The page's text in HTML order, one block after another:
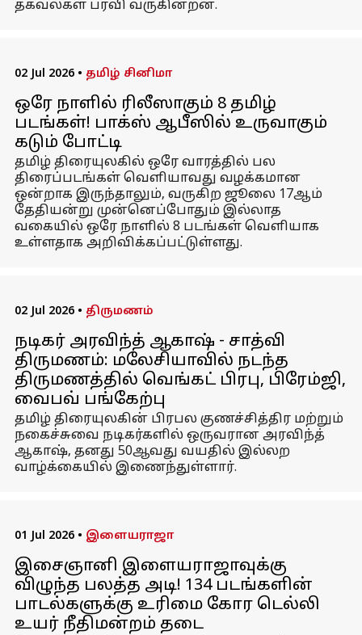
தகவல்கள் பரவி வருகின்றன.
02 Jul 2026 • தமிழ் சினிமா
ஒரே நாளில் ரிலீஸாகும் 8 தமிழ்
படங்கள்! பாக்ஸ் ஆபீஸில் உருவாகும்
கடும் போட்டி
தமிழ் திரையுலகில் ஒரே வாரத்தில் பல
திரைப்படங்கள் வெளியாவது வழக்கமான
ஒன்றாக இருந்தாலும், வருகிற ஜூலை 17ஆம்
தேதியன்று முன்னெப்போதும் இல்லாத
வகையில் ஒரே நாளில் 8 படங்கள் வெளியாக
உள்ளதாக அறிவிக்கப்பட்டுள்ளது.
02 Jul 2026 • திருமணம்
நடிகர் அரவிந்த் ஆகாஷ் - சாத்வி
திருமணம்: மலேசியாவில் நடந்த
திருமணத்தில் வெங்கட் பிரபு, பிரேம்ஜி,
வைபவ் பங்கேற்பு
தமிழ் திரையுலகின் பிரபல குணச்சித்திர மற்றும்
நகைச்சுவை நடிகர்களில் ஒருவரான அரவிந்த்
ஆகாஷ், தனது 50ஆவது வயதில் இல்லற
வாழ்க்கையில் இணைந்துள்ளார்.
01 Jul 2026 • இளையராஜா
இசைஞானி இளையராஜாவுக்கு
விழுந்த பலத்த அடி! 134 படங்களின்
பாடல்களுக்கு உரிமை கோர டெல்லி
உயர் நீதிமன்றம் தடை